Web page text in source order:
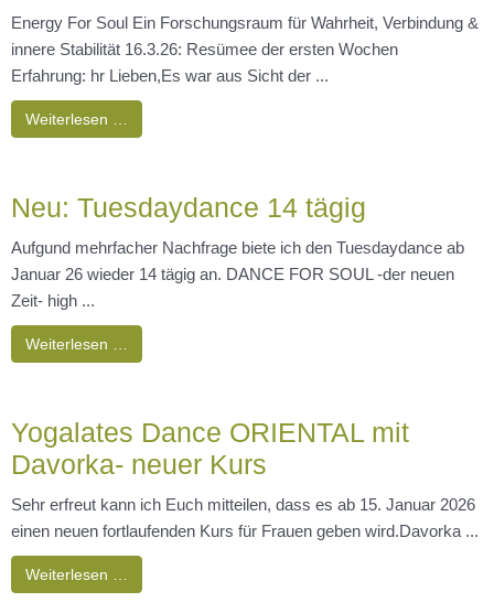
Energy For Soul Ein Forschungsraum für Wahrheit, Verbindung &
innere Stabilität 16.3.26: Resümee der ersten Wochen
Erfahrung: hr Lieben,Es war aus Sicht der ...
Weiterlesen …
Neu: Tuesdaydance 14 tägig
Aufgund mehrfacher Nachfrage biete ich den Tuesdaydance ab
Januar 26 wieder 14 tägig an. DANCE FOR SOUL -der neuen
Zeit- high ...
Weiterlesen …
Yogalates Dance ORIENTAL mit
Davorka- neuer Kurs
Sehr erfreut kann ich Euch mitteilen, dass es ab 15. Januar 2026
einen neuen fortlaufenden Kurs für Frauen geben wird.Davorka ...
Weiterlesen …